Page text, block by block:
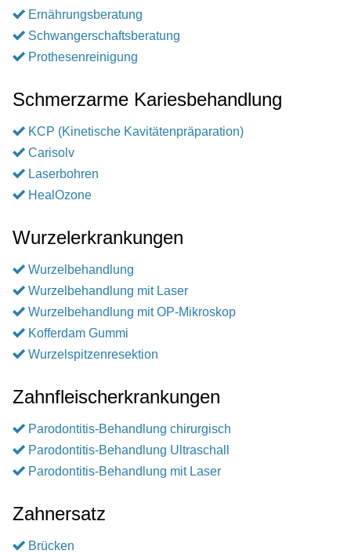
Ernährungsberatung
Schwangerschaftsberatung
Prothesenreinigung
Schmerzarme Kariesbehandlung
KCP (Kinetische Kavitätenpräparation)
Carisolv
Laserbohren
HealOzone
Wurzelerkrankungen
Wurzelbehandlung
Wurzelbehandlung mit Laser
Wurzelbehandlung mit OP-Mikroskop
Kofferdam Gummi
Wurzelspitzenresektion
Zahnfleischerkrankungen
Parodontitis-Behandlung chirurgisch
Parodontitis-Behandlung Ultraschall
Parodontitis-Behandlung mit Laser
Zahnersatz
Brücken